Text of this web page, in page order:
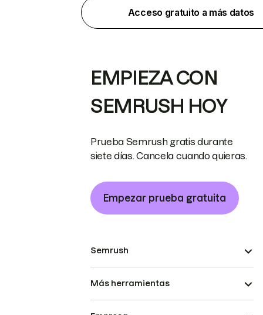
Acceso gratuito a más datos
EMPIEZA CON
SEMRUSH HOY
Prueba Semrush gratis durante
siete días. Cancela cuando quieras.
Empezar prueba gratuita
Semrush
Más herramientas